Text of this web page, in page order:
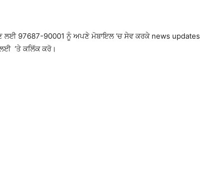
97687-90001 ਨੂੰ ਅਪਣੇ ਮੋਬਾਇਲ ‘ਚ ਸੇਵ ਕਰਕੇ news updates
‘ਤੇ ਕਲਿੱਕ ਕਰੋ।